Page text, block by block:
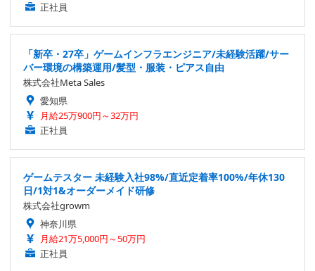
正社員
「新卒・27卒」ゲームインフラエンジニア/未経験活躍/サー
バー環境の構築運用/髪型・服装・ピアス自由
株式会社Meta Sales
愛知県
月給25万900円～32万円
正社員
ゲームテスター 未経験入社98%/直近定着率100%/年休130
日/1対1&オーダーメイド研修
株式会社growm
神奈川県
月給21万5,000円～50万円
正社員